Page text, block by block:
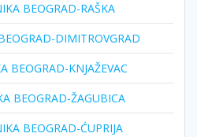
BEOGRAD-RAŠKA
DIMITROVGRAD
BEOGRAD-KNJAŽEVAC
BEOGRAD-ŽAGUBICA
BEOGRAD-ĆUPRIJA